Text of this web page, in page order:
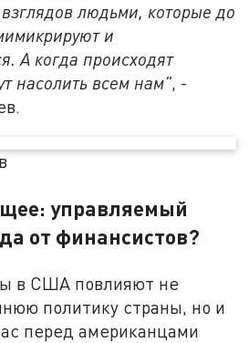
людьми, которые до
и
А когда происходят
насолить всем нам", -
управляемый
от финансистов?
в США повлияют не
политику страны, но и
перед американцами